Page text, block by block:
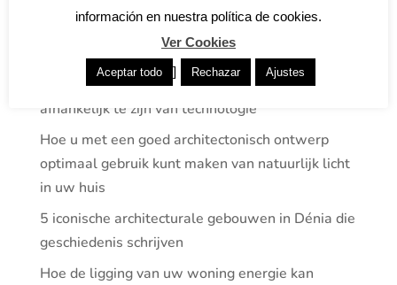
Bouwvoorschriften in Spanje 2025: belangrijke
wijzigingen die u moet kennen
Passief ontwerp: energiezuinige huizen zonder
afhankelijk te zijn van technologie
Hoe u met een goed architectonisch ontwerp
optimaal gebruik kunt maken van natuurlijk licht
in uw huis
5 iconische architecturale gebouwen in Dénia die
geschiedenis schrijven
Hoe de ligging van uw woning energie kan
información en nuestra política de cookies.
Ver Cookies
Aceptar todo ] Rechazar Ajustes